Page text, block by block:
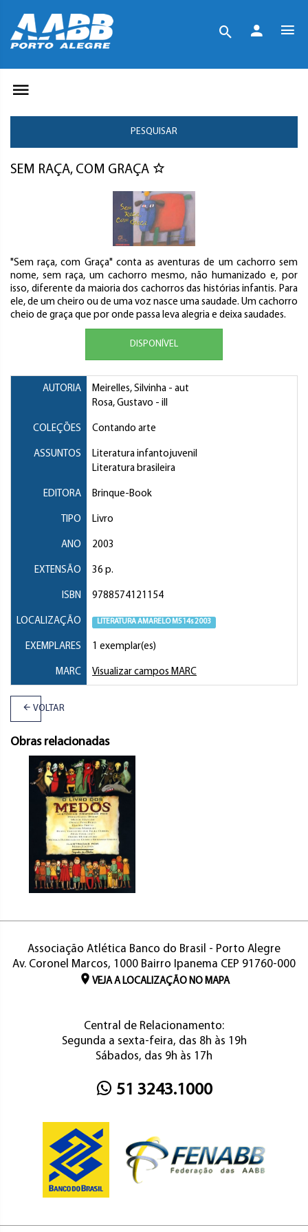
PESQUISAR
SEM RAÇA, COM GRAÇA
"Sem raça, com Graça" conta as aventuras de um cachorro sem
nome, sem raça, um cachorro mesmo, não humanizado e, por
isso, diferente da maioria dos cachorros das histórias infantis. Para
ele, de um cheiro ou de uma voz nasce uma saudade. Um cachorro
cheio de graça que por onde passa leva alegria e deixa saudades.
DISPONÍVEL
AUTORIA Meirelles, Silvinha - aut
Rosa, Gustavo - ill
COLEÇÕES Contando arte
ASSUNTOS
Literatura infantojuvenil
Literatura brasileira
EDITORA Brinque-Book
TIPO Livro
ANO 2003
EXTENSÃO 36 p.
ISBN 9788574121154
LOCALIZAÇÃO LITERATURA AMARELO M514s 2003
EXEMPLARES 1 exemplar(es)
MARC Visualizar campos MARC
VOLTAR
Obras relacionadas
Associação Atlética Banco do Brasil - Porto Alegre
Av. Coronel Marcos, 1000 Bairro Ipanema CEP 91760-000
VEJA A LOCALIZAÇÃO NO MAPA
Central de Relacionamento:
Segunda a sexta-feira, das 8h às 19h
Sábados, das 9h às 17h
51 3243.1000